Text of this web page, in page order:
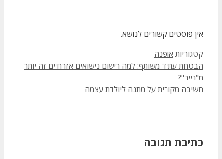
אין פוסטים קשורים לנושא.
קטגוריות אופנה
הבטחת עתיד משותף: למה רישום נישואים אזרחיים זה יותר
מ"נייר"?
חשיבה מקורית על מתנה ליולדת עצמה
כתיבת תגובה